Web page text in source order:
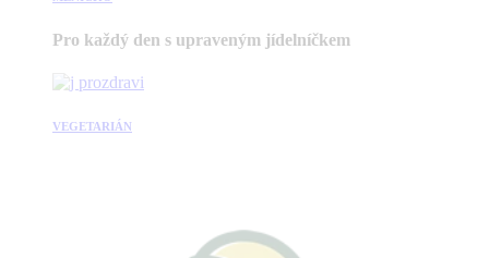
Pro každý den s upraveným jídelníčkem
VEGETARIÁN